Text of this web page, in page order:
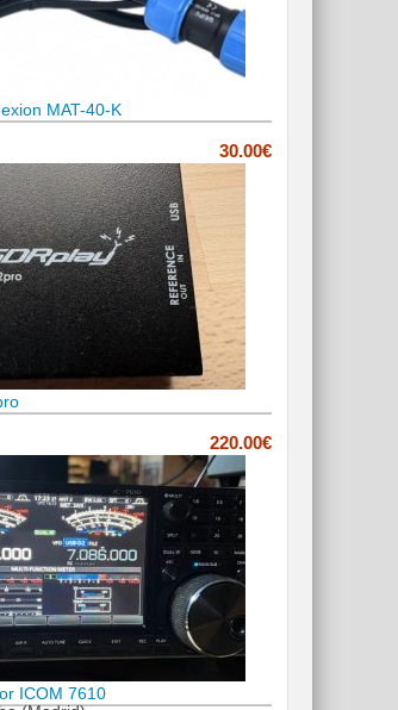
MAT-40-K
30.00€
220.00€
ICOM 7610